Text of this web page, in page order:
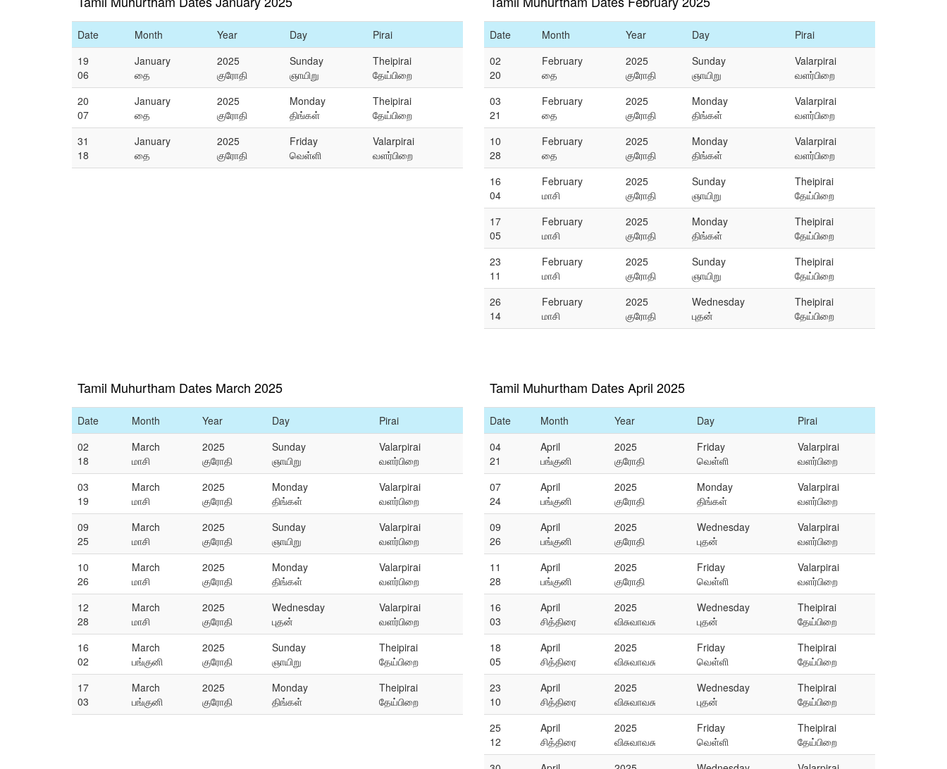
Date Month Year Day
Pirai
19
06
January
தை
2025
குரோதி
Sunday
ஞாயிறு
Theipirai
தேய்பிறை
20
07
January
தை
2025
குரோதி
Monday
திங்கள்
Theipirai
தேய்பிறை
31
18
January
தை
2025
குரோதி
Friday
வெள்ளி
Valarpirai
வளர்பிறை
Date Month Year Day
Pirai
02
20
February
தை
2025
குரோதி
Sunday
ஞாயிறு
Valarpirai
வளர்பிறை
03
21
February
தை
2025
குரோதி
Monday
திங்கள்
Valarpirai
வளர்பிறை
10
28
February
தை
2025
குரோதி
Monday
திங்கள்
Valarpirai
வளர்பிறை
16
04
February
மாசி
2025
குரோதி
Sunday
ஞாயிறு
Theipirai
தேய்பிறை
17
05
February
மாசி
2025
குரோதி
Monday
திங்கள்
Theipirai
தேய்பிறை
23
11
February
மாசி
2025
குரோதி
Sunday
ஞாயிறு
Theipirai
தேய்பிறை
26
14
February
மாசி
2025
குரோதி
Wednesday
புதன்
Theipirai
தேய்பிறை
Tamil Muhurtham Dates March 2025
Date Month Year Day
Pirai
02
18
March
மாசி
2025
குரோதி
Sunday
ஞாயிறு
Valarpirai
வளர்பிறை
03
19
March
மாசி
2025
குரோதி
Monday
திங்கள்
Valarpirai
வளர்பிறை
09
25
March
மாசி
2025
குரோதி
Sunday
ஞாயிறு
Valarpirai
வளர்பிறை
10
26
March
மாசி
2025
குரோதி
Monday
திங்கள்
Valarpirai
வளர்பிறை
12
28
March
மாசி
2025
குரோதி
Wednesday
புதன்
Valarpirai
வளர்பிறை
16
02
March
பங்குனி
2025
குரோதி
Sunday
ஞாயிறு
Theipirai
தேய்பிறை
17
03
March
பங்குனி
2025
குரோதி
Monday
திங்கள்
Theipirai
தேய்பிறை
Tamil Muhurtham Dates April 2025
Date Month Year Day
Pirai
04
21
April
பங்குனி
2025
குரோதி
Friday
வெள்ளி
Valarpirai
வளர்பிறை
07
24
April
பங்குனி
2025
குரோதி
Monday
திங்கள்
Valarpirai
வளர்பிறை
09
26
April
பங்குனி
2025
குரோதி
Wednesday
புதன்
Valarpirai
வளர்பிறை
11
28
April
பங்குனி
2025
குரோதி
Friday
வெள்ளி
Valarpirai
வளர்பிறை
16
03
April
சித்திரை
2025
விசுவாவசு
Wednesday
புதன்
Theipirai
தேய்பிறை
18
05
April
சித்திரை
2025
விசுவாவசு
Friday
வெள்ளி
Theipirai
தேய்பிறை
23
10
April
சித்திரை
2025
விசுவாவசு
Wednesday
புதன்
Theipirai
தேய்பிறை
25
12
April
சித்திரை
2025
விசுவாவசு
Friday
வெள்ளி
Theipirai
தேய்பிறை